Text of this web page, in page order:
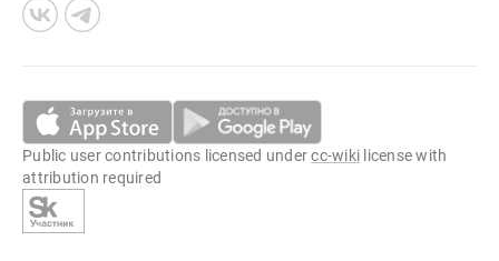
Public user contributions licensed undercc-wiki license with
attribution required